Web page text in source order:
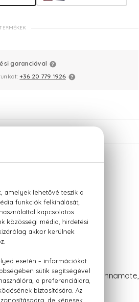
garanciával
+36 20 779 1926
T-Butyl Hydroxyhydrocinnamate,